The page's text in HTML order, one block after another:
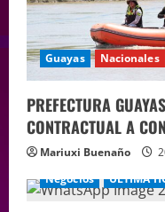
Guayas Nacionales
PREFECTURA
CONTRACTUAL A
Mariuxi Buenaño
Negocios
ÚLTIMA